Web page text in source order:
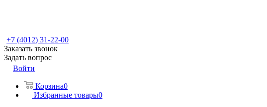
+7 (4012) 31-22-00
Заказать звонок
Задать вопрос
Войти
Корзина0
Избранные товары0